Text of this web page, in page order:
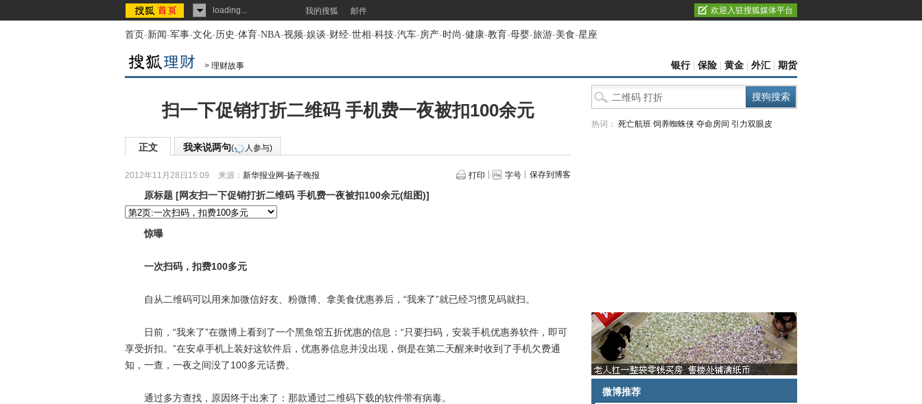
loading... 我的搜狐 邮件 欢迎入驻搜狐媒体平台
首页-新闻-军事-文化-历史-体育-NBA-视频-娱谈-财经-世相-科技-汽车-房产-时尚-健康-教育-母婴-旅游-美食-星座
> 理财故事 银行| 保险 黄金 外汇 期货
扫一下促销打折二维码 手机费一夜被扣100余元
正文 我来说两句( 人参与)
2012年11月28日15:09 来源： 新华报业网-扬子晚报 打印 字号 保存到博客
原标题 [网友扫一下促销打折二维码 手机费一夜被扣100余元(组图)]
惊曝
一次扫码，扣费100多元
自从二维码可以用来加微信好友、粉微博、拿美食优惠券后，“我来了”就已经习惯见码就扫。
日前，“我来了”在微博上看到了一个黑鱼馆五折优惠的信息：“只要扫码，安装手机优惠券软件，即可
享受折扣。”在安卓手机上装好这软件后，优惠券信息并没出现，倒是在第二天醒来时收到了手机欠费通
知，一查，一夜之间没了100多元话费。
通过多方查找，原因终于出来了：那款通过二维码下载的软件带有病毒。
热词： 死亡航班 饲养蜘蛛侠 夺命房间 引力双眼皮
微博推荐